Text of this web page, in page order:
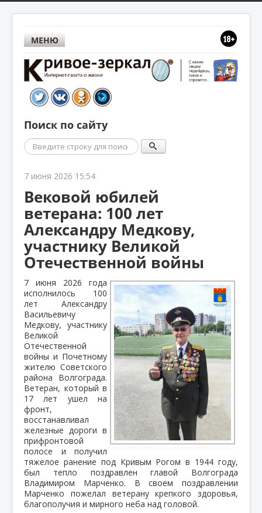
МЕНЮ
Поиск по сайту
Поиск
7 июня 2026 15:54
Вековой юбилей
ветерана: 100 лет
Александру Медкову,
участнику Великой
Отечественной войны
7 июня 2026 года
исполнилось 100
лет Александру
Васильевичу
Медкову, участнику
Великой
Отечественной
войны и Почетному
жителю Советского
района Волгограда.
Ветеран, который в
17 лет ушел на
фронт,
восстанавливал
железные дороги в
прифронтовой
полосе и получил
тяжелое ранение под Кривым Рогом в 1944 году,
был тепло поздравлен главой Волгограда
Владимиром Марченко. В своем поздравлении
Марченко пожелал ветерану крепкого здоровья,
благополучия и мирного неба над головой.